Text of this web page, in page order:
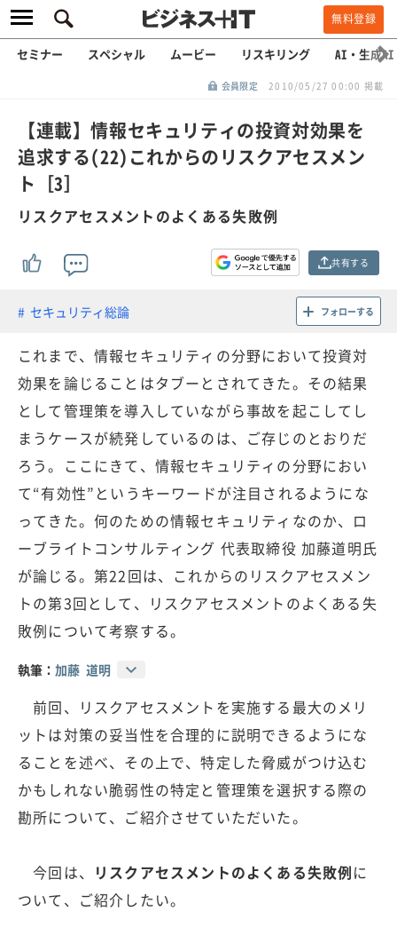
無料登録
セミナー スペシャル ムービー リスキリング AI・生成AI
会員限定 2010/05/27 00:00 掲載
【連載】情報セキュリティの投資対効果を
追求する(22)これからのリスクアセスメン
ト［3］
リスクアセスメントのよくある失敗例
共有する
セキュリティ総論 フォローする
これまで、情報セキュリティの分野において投資対
効果を論じることはタブーとされてきた。その結果
として管理策を導入していながら事故を起こしてし
まうケースが続発しているのは、ご存じのとおりだ
ろう。ここにきて、情報セキュリティの分野におい
て“有効性”というキーワードが注目されるようにな
ってきた。何のための情報セキュリティなのか、ロ
ーブライトコンサルティング 代表取締役 加藤道明氏
が論じる。第22回は、これからのリスクアセスメン
トの第3回として、リスクアセスメントのよくある失
敗例について考察する。
執筆： 加藤 道明
前回、リスクアセスメントを実施する最大のメリ
ットは対策の妥当性を合理的に説明できるようにな
ることを述べ、その上で、特定した脅威がつけ込む
かもしれない脆弱性の特定と管理策を選択する際の
勘所について、ご紹介させていただいた。
今回は、 リスクアセスメントのよくある失敗例に
ついて、ご紹介したい。